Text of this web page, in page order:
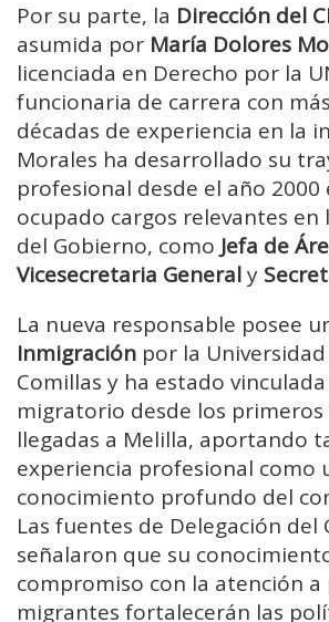
Por su parte, la Dirección del
asumida por María Dolores
licenciada en Derecho por la
funcionaria de carrera con
décadas de experiencia en la
Morales ha desarrollado su
profesional desde el año 2000
ocupado cargos relevantes en
del Gobierno, como Jefa de
Vicesecretaria Generaly
La nueva responsable posee
Inmigración por la
Comillas y ha estado
migratorio desde los primeros
llegadas a Melilla, aportando
experiencia profesional como
conocimiento profundo del
Las fuentes de Delegación del
señalaron que su
compromiso con la atención a
migrantes fortalecerán las